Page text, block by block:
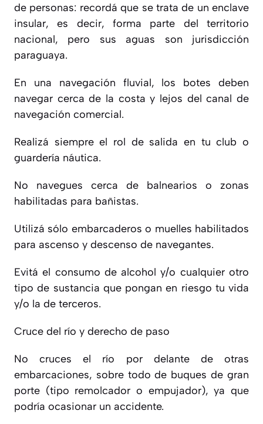
de personas: recordá que se trata de un enclave
insular, es decir, forma parte del territorio
nacional, pero sus aguas son jurisdicción
paraguaya.
En una navegación fluvial, los botes deben
navegar cerca de la costa y lejos del canal de
navegación comercial.
Realizá siempre el rol de salida en tu club o
guardería náutica.
No navegues cerca de balnearios o zonas
habilitadas para bañistas.
Utilizá sólo embarcaderos o muelles habilitados
para ascenso y descenso de navegantes.
Evitá el consumo de alcohol y/o cualquier otro
tipo de sustancia que pongan en riesgo tu vida
y/o la de terceros.
Cruce del río y derecho de paso
No cruces el río por delante de otras
embarcaciones, sobre todo de buques de gran
porte (tipo remolcador o empujador), ya que
podría ocasionar un accidente.